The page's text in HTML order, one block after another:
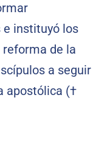
instituyó los
reforma de la
a seguir
apostólica (†